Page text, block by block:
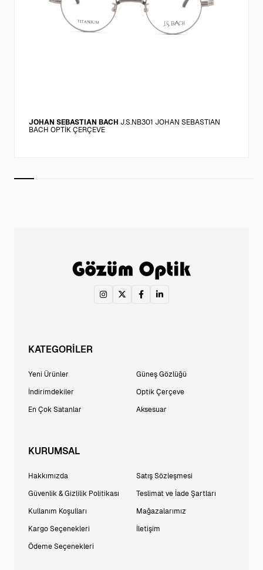
JOHAN SEBASTIAN BACH J.S.NB301 JOHAN SEBASTIAN
BACH OPTİK ÇERÇEVE
KATEGORİLER
Yeni Ürünler
İndirimdekiler
En Çok Satanlar
Güneş Gözlüğü
Optik Çerçeve
Aksesuar
KURUMSAL
Hakkımızda
Güvenlik & Gizlilik Politikası
Kullanım Koşulları
Kargo Seçenekleri
Ödeme Seçenekleri
Satış Sözleşmesi
Teslimat ve İade Şartları
Mağazalarımız
İletişim